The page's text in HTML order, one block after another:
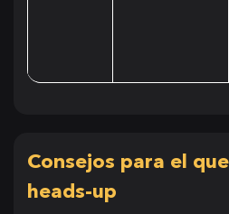
Consejos para el
heads-up